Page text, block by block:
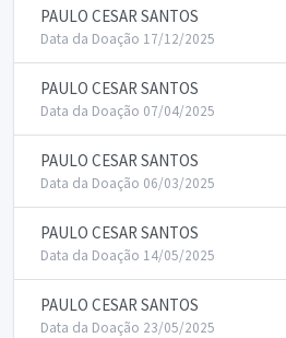
PAULO CESAR SANTOS
Data da Doação 17/12/2025
PAULO CESAR SANTOS
Data da Doação 07/04/2025
PAULO CESAR SANTOS
Data da Doação 06/03/2025
PAULO CESAR SANTOS
Data da Doação 14/05/2025
PAULO CESAR SANTOS
Data da Doação 23/05/2025